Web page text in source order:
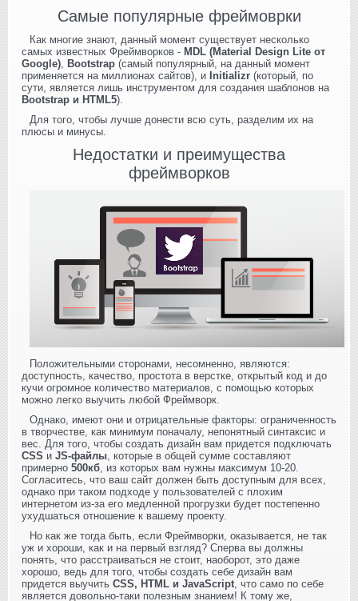
Самые популярные фреймоврки
Как многие знают, данный момент существует несколько
самых известных Фреймворков - MDL (Material Design Lite от
Google) Bootstrap (самый популярный, на данный момент
применяется на миллионах сайтов), и Initializr (который, по
сути, является лишь инструментом для создания шаблонов на
Bootstrap и HTML5).
Для того, чтобы лучше донести всю суть, разделим их на
плюсы и минусы.
Недостатки и преимущества
фреймворков
Положительными сторонами, несомненно, являются:
доступность, качество, простота в верстке, открытый код и до
кучи огромное количество материалов, с помощью которых
можно легко выучить любой Фреймворк.
Однако, имеют они и отрицательные факторы: ограниченность
в творчестве, как минимум поначалу, непонятный синтаксис и
вес. Для того, чтобы создать дизайн вам придется подключать
CSS и JS-файлы , которые в общей сумме составляют
примерно 500кб , из которых вам нужны максимум 10-20.
Согласитесь, что ваш сайт должен быть доступным для всех,
однако при таком подходе у пользователей с плохим
интернетом из-за его медленной прогрузки будет постепенно
ухудшаться отношение к вашему проекту.
Но как же тогда быть, если Фреймворки, оказывается, не так
уж и хороши, как и на первый взгляд? Сперва вы должны
понять, что расстраиваться не стоит, наоборот, это даже
хорошо, ведь для того, чтобы создать себе дизайн вам
придется выучить CSS, HTML и JavaScript , что само по себе
является довольно-таки полезным знанием! К тому же,